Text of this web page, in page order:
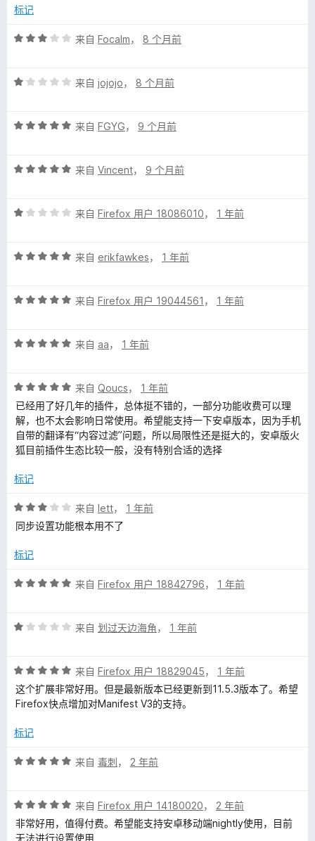
5
标记
评
/
来自 Focalm， 8 个月前
评
/
来自 jojojo， 8 个月前
评
/
来自 FGYG， 9 个月前
评
/
来自 Vincent， 9 个月前
评
/
来自 Firefox 用户 18086010， 1 年前
评
/
来自 erikfawkes， 1 年前
评
/
来自 Firefox 用户 19044561 ， 1 年前
评
/
5
来自 aa， 1 年前
评
分
5
5
来自 Qoucs， 1 年前
已经用了好几年的插件，总体挺不错的，一部分功能收费可以理
解，也不太会影响日常使用。希望能支持一下安卓版本，因为手机
自带的翻译有“内容过滤”问题，所以局限性还是挺大的，安卓版火
狐目前插件生态比较一般，没有特别合适的选择
标记
评
分
/
来自 lett， 1 年前
同步设置功能根本用不了
标记
评
/
来自 Firefox 用户 18842796， 1 年前
评
/
5
来自 划过天边海角， 1 年前
评
分
5
5
来自 Firefox 用户 18829045， 1 年前
这个扩展非常好用。但是最新版本已经更新到11.5.3版本了。希望
Firefox快点增加对Manifest V3的支持。
标记
评
/
5
来自 毒刺， 2 年前
评
分
5
来自 Firefox 用户 14180020， 2 年前
非常好用，值得付费。希望能支持安卓移动端nightly使用，目前
无法进行设置使用